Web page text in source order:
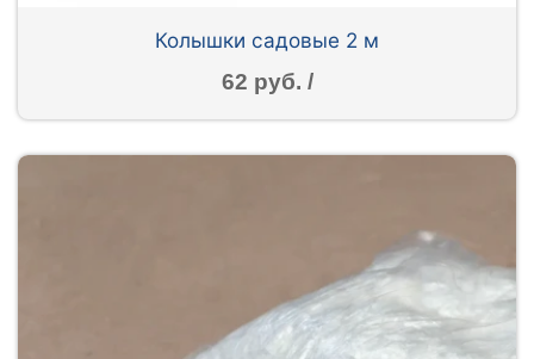
Колышки садовые 2 м
62 руб. /